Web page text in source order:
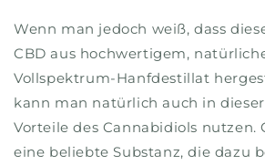
Wenn man jedoch weiß, dass
CBD aus hochwertigem,
Vollspektrum-Hanfdestillat
kann man natürlich auch in
Vorteile des Cannabidiols nutzen.
eine beliebte Substanz, die dazu